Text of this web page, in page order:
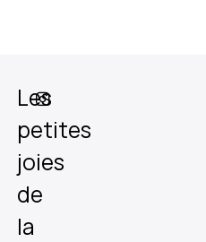
Les
petites
joies
de
la